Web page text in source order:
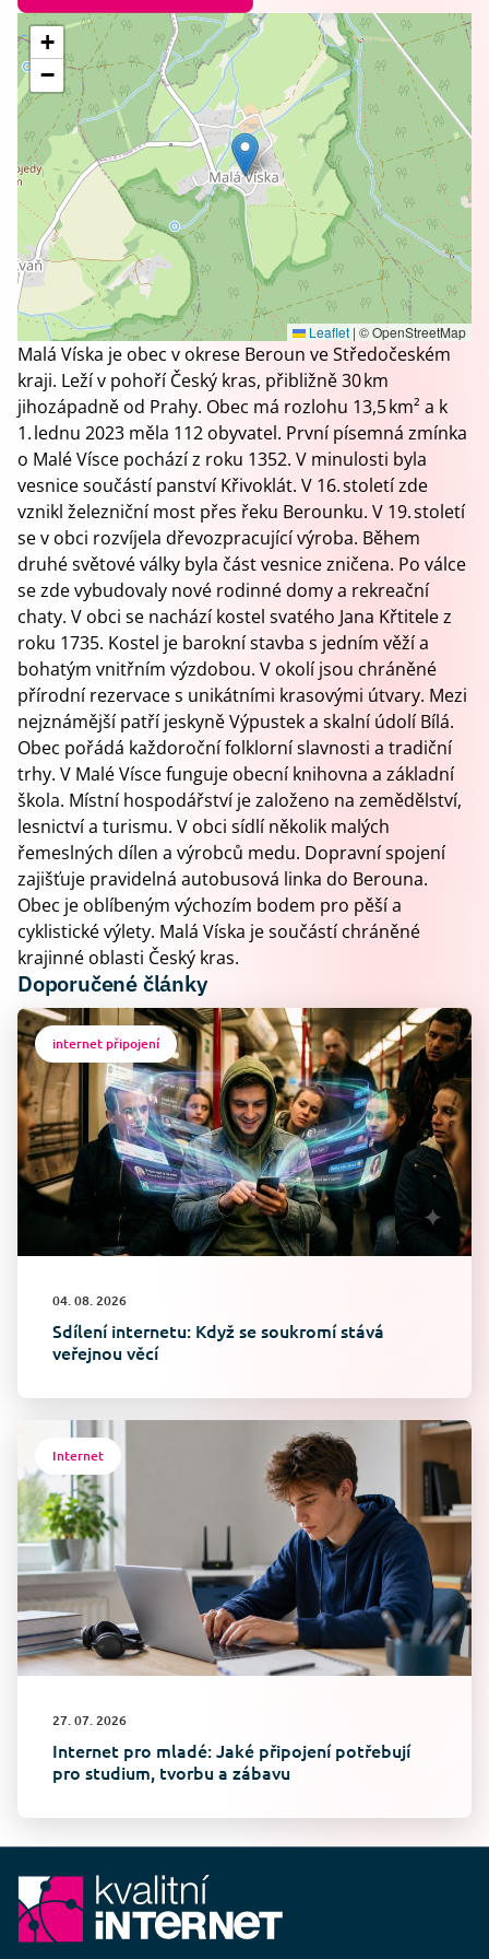
+
−
Leaflet | © OpenStreetMap
Malá Víska je obec v okrese Beroun ve Středočeském
kraji. Leží v pohoří Český kras, přibližně 30 km
jihozápadně od Prahy. Obec má rozlohu 13,5 km² a k
1. lednu 2023 měla 112 obyvatel. První písemná zmínka
o Malé Vísce pochází z roku 1352. V minulosti byla
vesnice součástí panství Křivoklát. V 16. století zde
vznikl železniční most přes řeku Berounku. V 19. století
se v obci rozvíjela dřevozpracující výroba. Během
druhé světové války byla část vesnice zničena. Po válce
se zde vybudovaly nové rodinné domy a rekreační
chaty. V obci se nachází kostel svatého Jana Křtitele z
roku 1735. Kostel je barokní stavba s jedním věží a
bohatým vnitřním výzdobou. V okolí jsou chráněné
přírodní rezervace s unikátními krasovými útvary. Mezi
nejznámější patří jeskyně Výpustek a skalní údolí Bílá.
Obec pořádá každoroční folklorní slavnosti a tradiční
trhy. V Malé Vísce funguje obecní knihovna a základní
škola. Místní hospodářství je založeno na zemědělství,
lesnictví a turismu. V obci sídlí několik malých
řemeslných dílen a výrobců medu. Dopravní spojení
zajišťuje pravidelná autobusová linka do Berouna.
Obec je oblíbeným výchozím bodem pro pěší a
cyklistické výlety. Malá Víska je součástí chráněné
krajinné oblasti Český kras.
Doporučené články
internet připojení
04. 08. 2026
Sdílení internetu: Když se soukromí stává
veřejnou věcí
Internet
27. 07. 2026
Internet pro mladé: Jaké připojení potřebují
pro studium, tvorbu a zábavu